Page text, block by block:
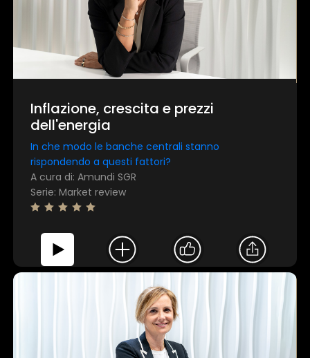
Inflazione, crescita e prezzi
dell'energia
In che modo le banche centrali stanno
rispondendo a questi fattori?
A cura di: Amundi SGR
Serie: Market review